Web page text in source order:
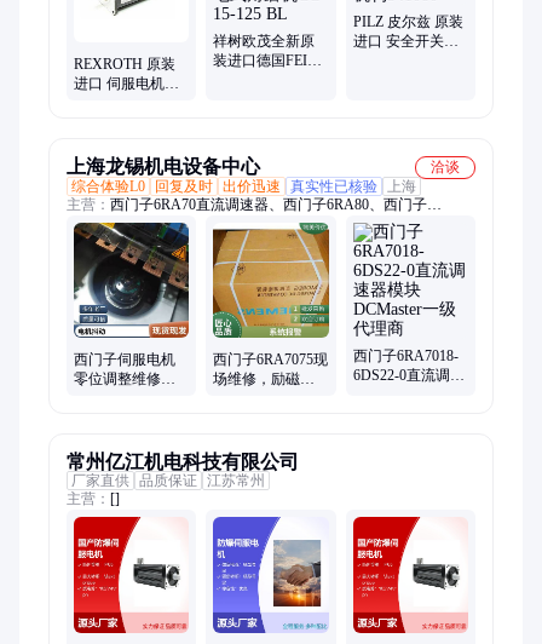
REXROTH 原装
进口 伺服电机
祥树欧茂全新原
装进口德国FEIN
PILZ 皮尔兹 原装
进口 安全开关
上海龙锡机电设备中心
洽谈
综合体验L0
回复及时 出价迅速 真实性已核验
上海
主营： 西门子6RA70直流调速器、西门子6RA80、西门子
6RA7095、伺服电机、西门子6RA7087、西门子变频器、西门子
触摸屏、西门子PLC、西门子变频器维修、西门子触摸屏维修、
西门子数控系统维修、西门子PLC维修、西门子6RA70调速、西
门子6RA80调速、西门子维修、西门子840D维修、西门子驱动维
修、西门子电源板维修、西门子主板维修、400PLC维修、西门
子电源维修、西门子数控维修、300PLC维修、200PLC维修
西门子伺服电机
零位调整维修
西门子6RA7075现
场维修，励磁板
西门子6RA7018-
6DS22-0直流调速
常州亿江机电科技有限公司
厂家直供 品质保证 江苏常州
主营： []